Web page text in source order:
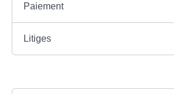
Paiement
Litiges